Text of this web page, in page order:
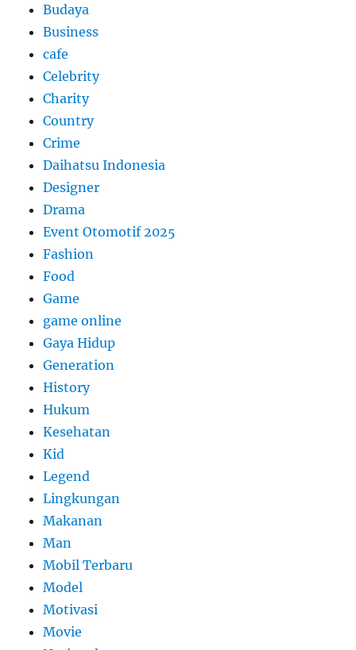
Budaya
Business
cafe
Celebrity
Charity
Country
Crime
Daihatsu Indonesia
Designer
Drama
Event Otomotif 2025
Fashion
Food
Game
game online
Gaya Hidup
Generation
History
Hukum
Kesehatan
Kid
Legend
Lingkungan
Makanan
Man
Mobil Terbaru
Model
Motivasi
Movie